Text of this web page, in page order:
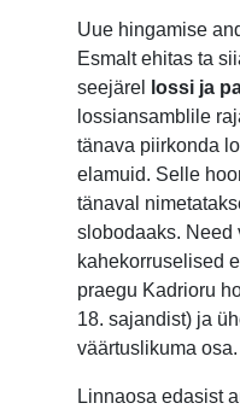
Uue hingamise
Esmalt ehitas ta
seejärel
lossi ja
lossiansamblile
tänava piirkonda
elamuid. Selle
tänaval
slobodaaks. Need
kahekorruselised
praegu Kadrioru
18. sajandist) ja
väärtuslikuma osa.
Linnaosa edasist